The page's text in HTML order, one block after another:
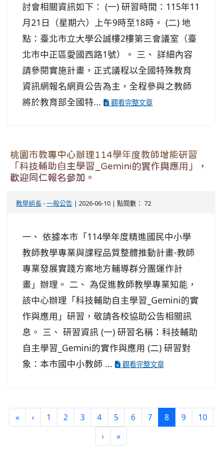
討會相關資訊如下： (一) 研習時間：115年11
月21日（星期六）上午9時至18時。 (二) 地
點：臺北市立大學公誠樓2樓第三會議室（臺
北市中正區愛國西路1號）。 三、 詳細內容
請參閱實施計畫，正式議程以全國特殊教育
資訊網報名網頁公告為主，全程參與之教師
將於教育部全國特...
觀看完整文章
桃園市教專中心辦理114學年度教師增能研習
「科技輔助自主學習_Gemini的實作與應用」，
歡迎同仁報名參加。
教學組長-一般公告 | 2026-06-10 | 點閱數： 72
一、 依據本市「114學年度精進國民中小學
教師教學專業與課程品質整體推動計畫-教師
專業發展實踐方案地方輔導群分團運作計
畫」辦理。 二、 為促進教師教學專業知能，
該中心辦理「科技輔助自主學習_Gemini的實
作與應用」研習，敬請各校協助公告相關訊
息。 三、 研習資訊 (一) 研習名稱：科技輔助
自主學習_Gemini的實作與應用 (二) 研習對
象：本市國中小教師 ...
觀看完整文章
«第一頁
‹上一頁
1 2 3 4 5 6 7 8(目前頁次)
9
10
›下一頁
»最後頁